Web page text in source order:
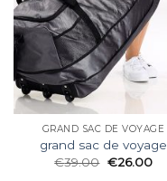
GRAND SAC DE VOYAGE
grand sac de voyage
€39.00 €26.00